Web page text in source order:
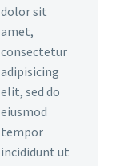
dolor sit
amet,
consectetur
adipisicing
elit, sed do
eiusmod
tempor
incididunt ut